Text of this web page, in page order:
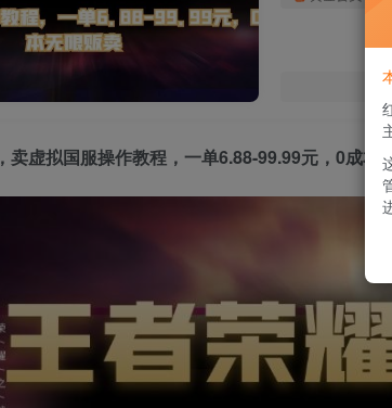
，卖虚拟国服操作教程，一单6.88-99.99元，0成本